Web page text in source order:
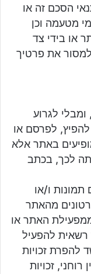
הסכם זה או
מטעמה וכן
או בידי צד
את פרטיך
לגרוע
לפרסם או
באתר אלא
לכך, בכתב
ו/או
מהאתר
האתר או
רשאית להפעיל
להפרת זכויות
זכויות